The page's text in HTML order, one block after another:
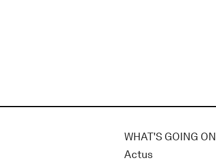
WHAT'S GOING ON
Actus